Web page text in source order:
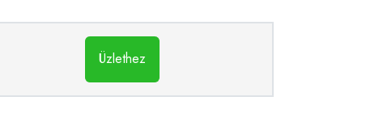
Üzlethez